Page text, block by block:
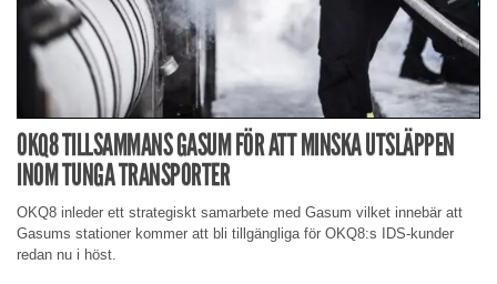
OKQ8 TILLSAMMANS GASUM FÖR ATT MINSKA UTSLÄPPEN
INOM TUNGA TRANSPORTER
OKQ8 inleder ett strategiskt samarbete med Gasum vilket innebär att
Gasums stationer kommer att bli tillgängliga för OKQ8:s IDS-kunder
redan nu i höst.